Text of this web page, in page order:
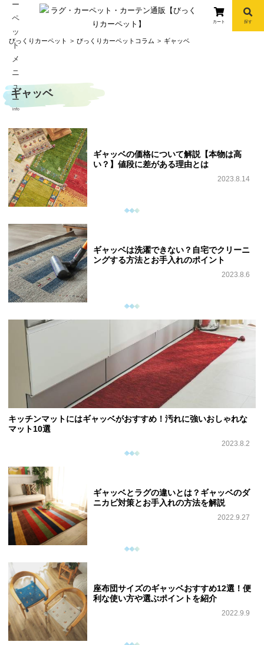
info
カート 探す
ツ
へ
びっくりカーペット びっくりカーペットコラム ギャッベ
ギャッベ
ギャッベの価格について解説【本物は高
い？】値段に差がある理由とは
2023.8.14
ギャッベは洗濯できない？自宅でクリーニ
ングする方法とお手入れのポイント
2023.8.6
キッチンマットにはギャッベがおすすめ！汚れに強いおしゃれな
マット10選
2023.8.2
ギャッベとラグの違いとは？ギャッベのダ
ニカビ対策とお手入れの方法を解説
2022.9.27
座布団サイズのギャッベおすすめ12選！便
利な使い方や選ぶポイントを紹介
2022.9.9